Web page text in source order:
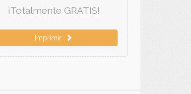
¡Totalmente GRATIS!
Imprimir